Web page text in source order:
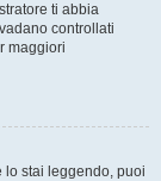
ti abbia
controllati
maggiori
lo stai leggendo, puoi